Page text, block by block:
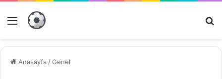
Menü
Anasayfa /Genel